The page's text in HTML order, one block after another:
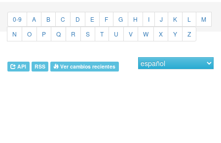
0-9 A B C D E F G H I J K L
M
N
O P Q R S T U V W X Y Z
API RSS Ver cambios recientes